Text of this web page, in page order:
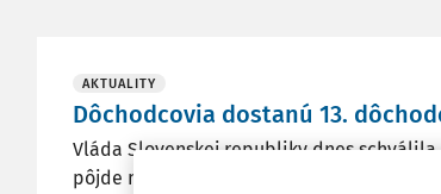
AKTUALITY
Dôchodcovia dostanú 13.
Vláda Slovenskej republiky dnes
pôjde na 13. dôchodok viac ako 307,5